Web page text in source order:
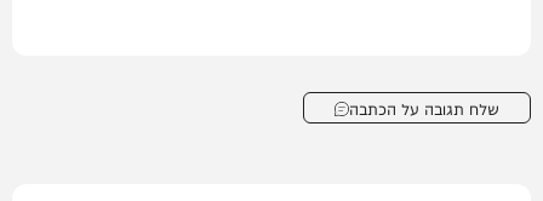
שלח תגובה על הכתבה